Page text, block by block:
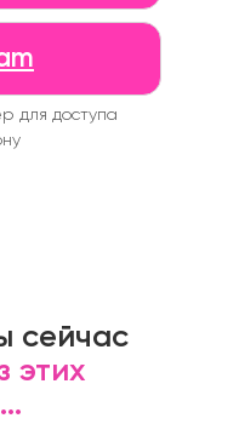
для доступа
сейчас
этих